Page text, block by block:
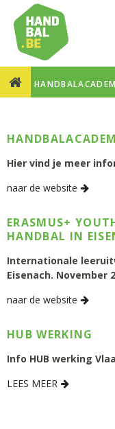
Hier vind je meer
naar de website
ERASMUS+
HANDBAL IN
Internationale
Eisenach. November
naar de website
HUB WERKING
Info HUB werking
LEES MEER